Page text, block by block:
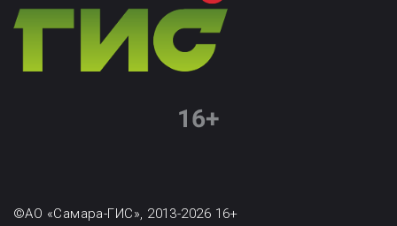
©АО «Самара-ГИС», 2013-2026 16+